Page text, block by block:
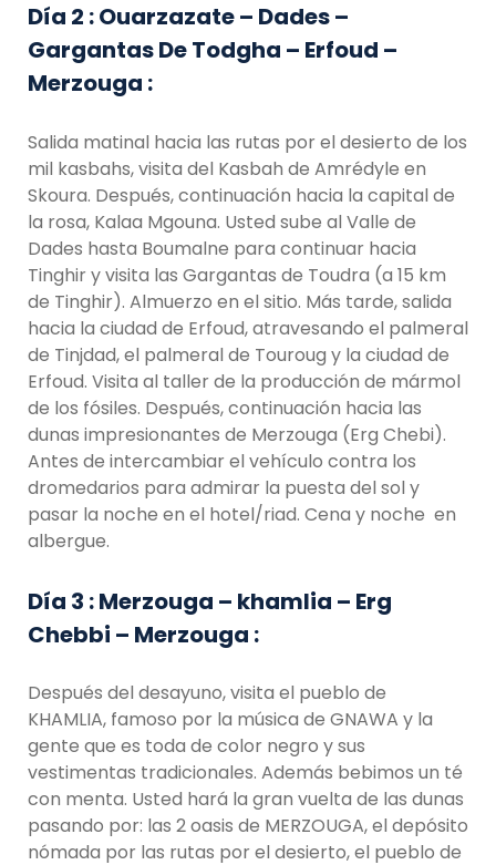
Día 2 : Ouarzazate – Dades –
Gargantas De Todgha – Erfoud –
Merzouga :
Salida matinal hacia las rutas por el desierto de los
mil kasbahs, visita del Kasbah de Amrédyle en
Skoura. Después, continuación hacia la capital de
la rosa, Kalaa Mgouna. Usted sube al Valle de
Dades hasta Boumalne para continuar hacia
Tinghir y visita las Gargantas de Toudra (a 15 km
de Tinghir). Almuerzo en el sitio. Más tarde, salida
hacia la ciudad de Erfoud, atravesando el palmeral
de Tinjdad, el palmeral de Touroug y la ciudad de
Erfoud. Visita al taller de la producción de mármol
de los fósiles. Después, continuación hacia las
dunas impresionantes de Merzouga (Erg Chebi).
Antes de intercambiar el vehículo contra los
dromedarios para admirar la puesta del sol y
pasar la noche en el hotel/riad. Cena y noche en
albergue.
Día 3 : Merzouga – khamlia – Erg
Chebbi – Merzouga :
Después del desayuno, visita el pueblo de
KHAMLIA, famoso por la música de GNAWA y la
gente que es toda de color negro y sus
vestimentas tradicionales. Además bebimos un té
con menta. Usted hará la gran vuelta de las dunas
pasando por: las 2 oasis de MERZOUGA, el depósito
nómada por las rutas por el desierto, el pueblo de